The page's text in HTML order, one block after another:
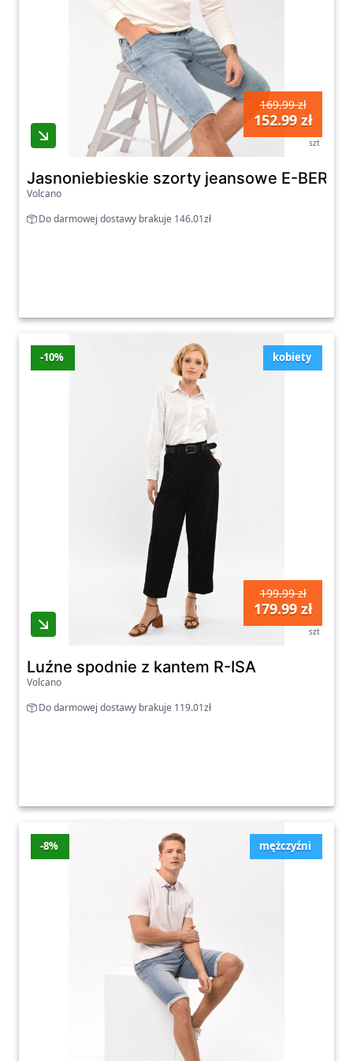
169.99 zł
152.99 zł
szt
Jasnoniebieskie szorty jeansowe E-BERGS
Volcano
Do darmowej dostawy brakuje 146.01zł
kobiety
-10%
199.99 zł
179.99 zł
szt
Luźne spodnie z kantem R-ISA
Volcano
Do darmowej dostawy brakuje 119.01zł
mężczyźni
-8%